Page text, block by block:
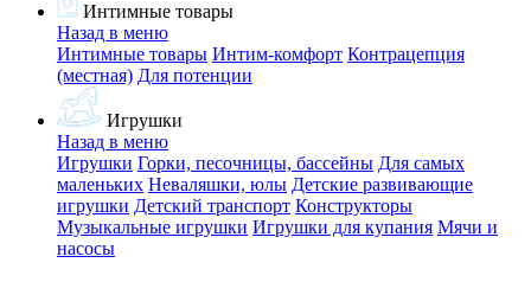
Интимные товары
Назад в меню
Интимные товары Интим-комфорт Контрацепция
(местная) Для потенции
Игрушки
Назад в меню
Игрушки Горки, песочницы, бассейны Для самых
маленьких Неваляшки, юлы Детские развивающие
игрушки Детский транспорт Конструкторы
Музыкальные игрушки Игрушки для купания Мячи и
насосы